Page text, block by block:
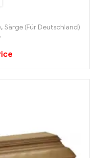
, Särge (Für Deutschland)